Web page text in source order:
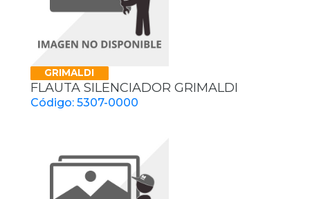
GRIMALDI
FLAUTA SILENCIADOR GRIMALDI
Código: 5307-0000